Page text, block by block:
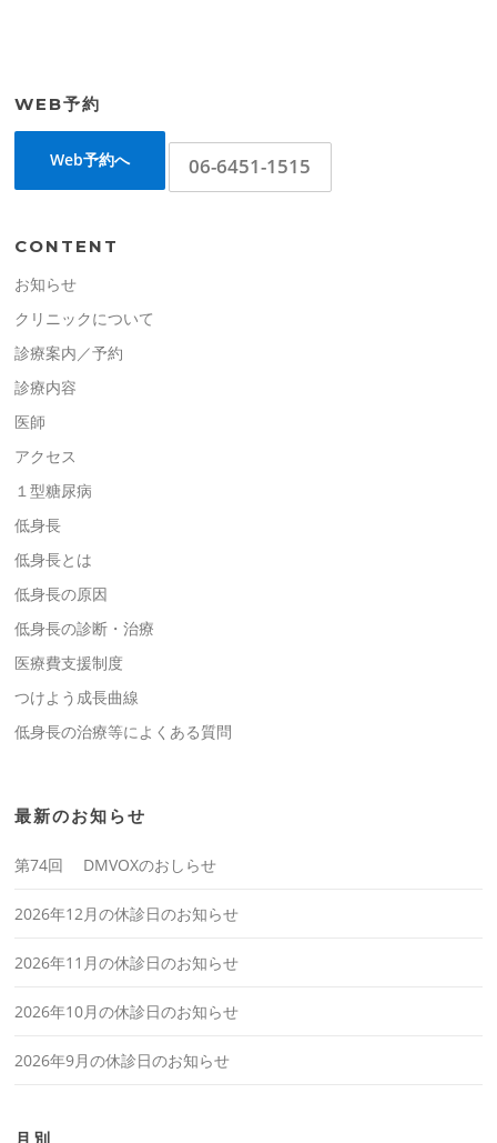
WEB予約
Web予約へ 06-6451-1515
CONTENT
お知らせ
クリニックについて
診療案内／予約
診療内容
医師
アクセス
１型糖尿病
低身長
低身長とは
低身長の原因
低身長の診断・治療
医療費支援制度
つけよう成長曲線
低身長の治療等によくある質問
最新のお知らせ
第74回 DMVOXのおしらせ
2026年12月の休診日のお知らせ
2026年11月の休診日のお知らせ
2026年10月の休診日のお知らせ
2026年9月の休診日のお知らせ